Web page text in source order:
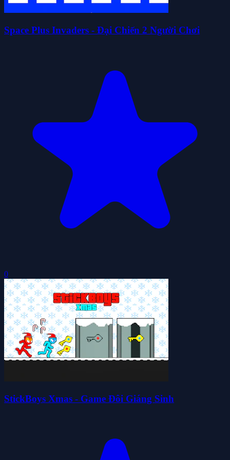
Space Plus Invaders - Đại Chiến 2 Người Chơi
0
StickBoys Xmas - Game Đôi Giáng Sinh